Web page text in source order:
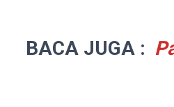
BACA JUGA :